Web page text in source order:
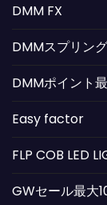
DMM FX
DMMスプリン
DMMポイント
Easy factor
FLP COB LED
GWセール最大